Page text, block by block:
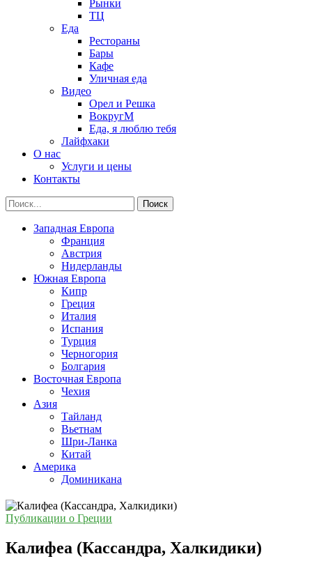
Рынки
ТЦ
Еда
Рестораны
Бары
Кафе
Уличная еда
Видео
Орел и Решка
ВокругМ
Еда, я люблю тебя
Лайфхаки
О нас
Услуги и цены
Контакты
Западная Европа
Франция
Австрия
Нидерланды
Южная Европа
Кипр
Греция
Италия
Испания
Турция
Черногория
Болгария
Восточная Европа
Чехия
Азия
Тайланд
Вьетнам
Шри-Ланка
Китай
Америка
Доминикана
Публикации о Греции
Калифеа (Кассандра, Халкидики)